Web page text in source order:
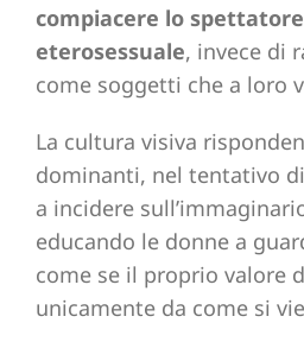
compiacere lo
eterosessuale, invece di
come soggetti che a loro
La cultura visiva
dominanti, nel tentativo
a incidere
educando le donne a
come se il proprio valore
unicamente da come si